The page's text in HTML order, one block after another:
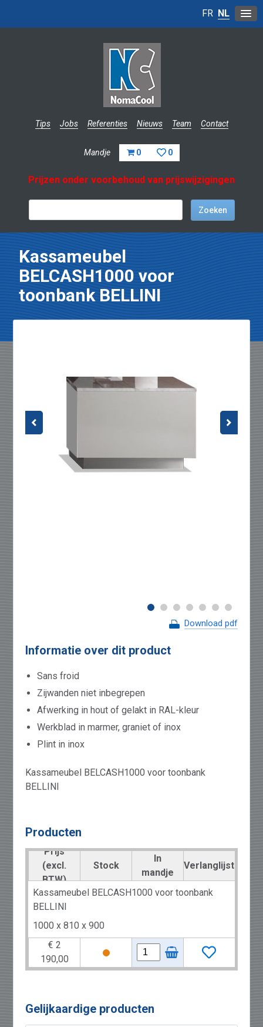
Tips Jobs Referenties Nieuws Team Contact
Mandje 0 0
FR NL
Prijzen onder voorbehoud van prijswijzigingen
Kassameubel
BELCASH1000 voor
toonbank BELLINI
Download pdf
Informatie over dit product
Sans froid
Zijwanden niet inbegrepen
Afwerking in hout of gelakt in RAL-kleur
Werkblad in marmer, graniet of inox
Plint in inox
Kassameubel BELCASH1000 voor toonbank
BELLINI
Producten
Prijs
(excl.
BTW)
Stock
In
mandje
Verlanglijst
Kassameubel BELCASH1000 voor toonbank
BELLINI
1000 x 810 x 900
€ 2
190,00
Gelijkaardige producten